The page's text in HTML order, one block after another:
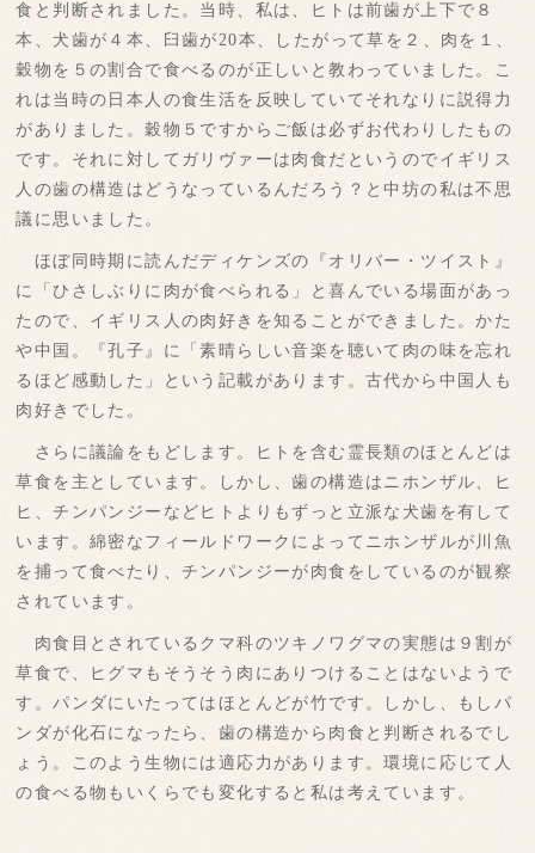
食と判断されました。当時、私は、ヒトは前歯が上下で８
本、犬歯が４本、臼歯が20本、したがって草を２、肉を１、
穀物を５の割合で食べるのが正しいと教わっていました。こ
れは当時の日本人の食生活を反映していてそれなりに説得力
がありました。穀物５ですからご飯は必ずお代わりしたもの
です。それに対してガリヴァーは肉食だというのでイギリス
人の歯の構造はどうなっているんだろう？と中坊の私は不思
議に思いました。
ほぼ同時期に読んだディケンズの『オリバー・ツイスト』
に「ひさしぶりに肉が食べられる」と喜んでいる場面があっ
たので、イギリス人の肉好きを知ることができました。かた
や中国。『孔子』に「素晴らしい音楽を聴いて肉の味を忘れ
るほど感動した」という記載があります。古代から中国人も
肉好きでした。
さらに議論をもどします。ヒトを含む霊長類のほとんどは
草食を主としています。しかし、歯の構造はニホンザル、ヒ
ヒ、チンパンジーなどヒトよりもずっと立派な犬歯を有して
います。綿密なフィールドワークによってニホンザルが川魚
を捕って食べたり、チンパンジーが肉食をしているのが観察
されています。
肉食目とされているクマ科のツキノワグマの実態は９割が
草食で、ヒグマもそうそう肉にありつけることはないようで
す。パンダにいたってはほとんどが竹です。しかし、もしパ
ンダが化石になったら、歯の構造から肉食と判断されるでし
ょう。このよう生物には適応力があります。環境に応じて人
の食べる物もいくらでも変化すると私は考えています。